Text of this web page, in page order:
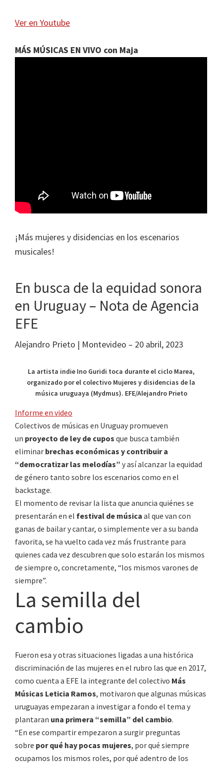
Ver en Youtube
MÁS MÚSICAS EN VIVO con Maja
¡Más mujeres y disidencias en los escenarios
musicales!
En busca de la equidad sonora
en Uruguay – Nota de Agencia
EFE
Alejandro Prieto | Montevideo – 20 abril, 2023
La artista indie Ino Guridi toca durante el ciclo Marea,
organizado por el colectivo Mujeres y disidencias de la
música uruguaya (Mydmus). EFE/Alejandro Prieto
Informe en video
Colectivos de músicas en Uruguay promueven
un proyecto de ley de cupos que busca también
eliminar brechas económicas y contribuir a
“democratizar las melodías” y así alcanzar la equidad
de género tanto sobre los escenarios como en el
backstage.
El momento de revisar la lista que anuncia quiénes se
presentarán en el festival de música al que van con
ganas de bailar y cantar, o simplemente ver a su banda
favorita, se ha vuelto cada vez más frustrante para
quienes cada vez descubren que solo estarán los mismos
de siempre o, concretamente, “los mismos varones de
siempre”.
La semilla del
cambio
Fueron esa y otras situaciones ligadas a una histórica
discriminación de las mujeres en el rubro las que en 2017,
como cuenta a EFE la integrante del colectivo Más
Músicas Leticia Ramos, motivaron que algunas músicas
uruguayas empezaran a investigar a fondo el tema y
plantaran una primera “semilla” del cambio.
“En ese compartir empezaron a surgir preguntas
sobre por qué hay pocas mujeres, por qué siempre
ocupamos los mismos roles, por qué adentro de los